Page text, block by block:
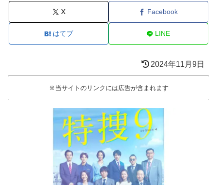
X Facebook
はてブ LINE
2024年11月9日
※当サイトのリンクには広告が含まれます